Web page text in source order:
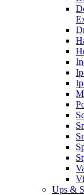
Ups &